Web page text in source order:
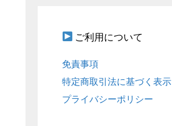
ご利用について
免責事項
特定商取引法に基づく表示
プライバシーポリシー